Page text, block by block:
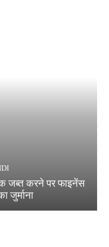
जब्त करने पर फाइनेंस
जुर्माना